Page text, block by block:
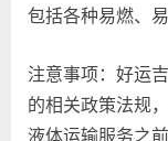
包括各种易燃、
注意事项：好运
的相关政策法规
液体运输服务之